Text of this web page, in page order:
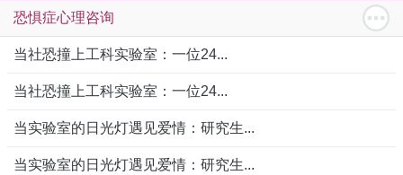
恐惧症心理咨询
当社恐撞上工科实验室：一位24...
当社恐撞上工科实验室：一位24...
当实验室的日光灯遇见爱情：研究生...
当实验室的日光灯遇见爱情：研究生...